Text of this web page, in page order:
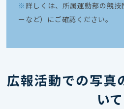
※ 詳しくは、所属運動部の競
ーなど）にご確認ください。
広報活動での写真
いて